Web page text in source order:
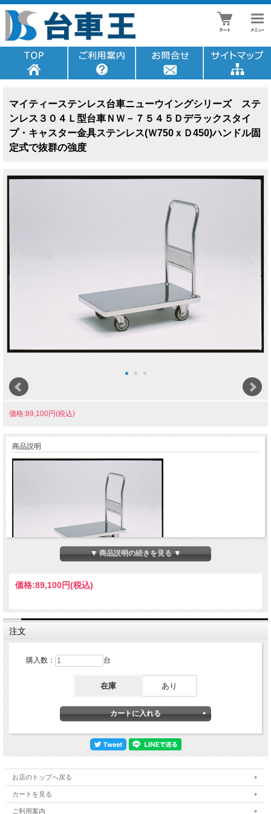
マイティーステンレス台車ニューウイングシリーズ ステ
ンレス３０４Ｌ型台車ＮＷ－７５４５Ｄデラックスタイ
プ・キャスター金具ステンレス(Ｗ750ｘＤ450)ハンドル固
定式で抜群の強度
価格:89,100円(税込)
商品説明
オールステンレス３０４(キャスター金具ステンレス)のデラックスタイプのＬ型台
車です。
マイティーステンレス台車ニューウイングシリーズ
製薬・理化学関連分野・食品製造・厨房・研究所等で採用実績あり
荷台コーナーは搬送中のものや壁の損傷を和らげるＲ加工仕上げ
取手は熔接式で抜群の強度があります。
荷台裏面は、汚れの溜まりにくい複数折りした強度のある補強材を採用していま
ＮＷ－７５４５D
品番
荷台有効寸法（ｍｍ）
床面高さ（ｍｍ）
▼ 商品説明の続きを見る ▼
価格:89,100円(税込)
注文
購入数： 台
在庫 あり
お店のトップへ戻る
カートを見る
ご利用案内